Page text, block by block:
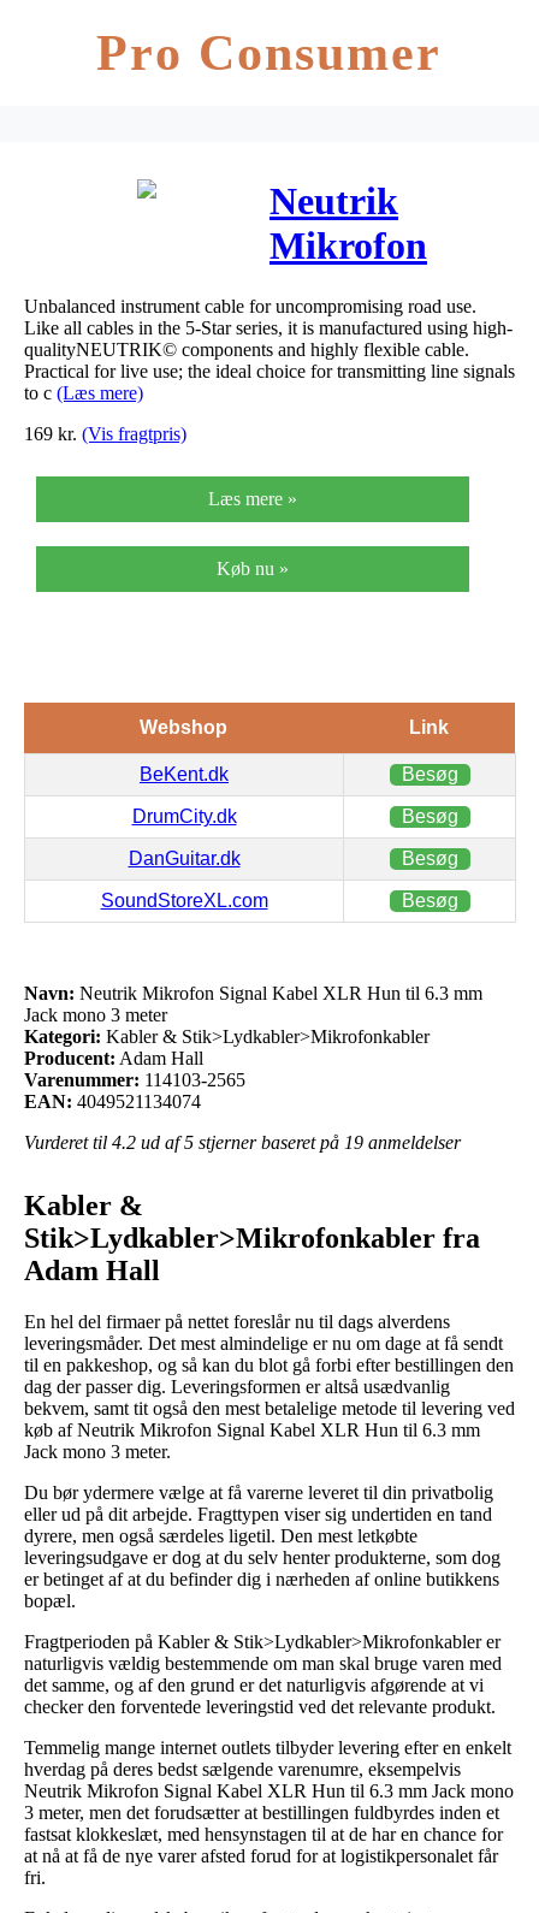
Pro Consumer
Neutrik
Mikrofon
Signal Kabel
XLR Hun til
6.3 mm Jack
Unbalanced instrument cable for uncompromising road use.
Like all cables in the 5-Star series, it is manufactured using high-
qualityNEUTRIK© components and highly flexible cable.
Practical for live use; the ideal choice for transmitting line signals
to c (Læs mere)
169 kr. (Vis fragtpris)
Læs mere »
Køb nu »
Webshop Link
BeKent.dk Besøg
DrumCity.dk Besøg
DanGuitar.dk Besøg
SoundStoreXL.com Besøg
Navn: Neutrik Mikrofon Signal Kabel XLR Hun til 6.3 mm
Jack mono 3 meter
Kategori: Kabler & Stik>Lydkabler>Mikrofonkabler
Producent: Adam Hall
Varenummer: 114103-2565
EAN: 4049521134074
Vurderet til 4.2 ud af 5 stjerner baseret på 19 anmeldelser
Kabler &
Stik>Lydkabler>Mikrofonkabler fra
Adam Hall
En hel del firmaer på nettet foreslår nu til dags alverdens
leveringsmåder. Det mest almindelige er nu om dage at få sendt
til en pakkeshop, og så kan du blot gå forbi efter bestillingen den
dag der passer dig. Leveringsformen er altså usædvanlig
bekvem, samt tit også den mest betalelige metode til levering ved
køb af Neutrik Mikrofon Signal Kabel XLR Hun til 6.3 mm
Jack mono 3 meter.
Du bør ydermere vælge at få varerne leveret til din privatbolig
eller ud på dit arbejde. Fragttypen viser sig undertiden en tand
dyrere, men også særdeles ligetil. Den mest letkøbte
leveringsudgave er dog at du selv henter produkterne, som dog
er betinget af at du befinder dig i nærheden af online butikkens
bopæl.
Fragtperioden på Kabler & Stik>Lydkabler>Mikrofonkabler er
naturligvis vældig bestemmende om man skal bruge varen med
det samme, og af den grund er det naturligvis afgørende at vi
checker den forventede leveringstid ved det relevante produkt.
Temmelig mange internet outlets tilbyder levering efter en enkelt
hverdag på deres bedst sælgende varenumre, eksempelvis
Neutrik Mikrofon Signal Kabel XLR Hun til 6.3 mm Jack mono
3 meter, men det forudsætter at bestillingen fuldbyrdes inden et
fastsat klokkeslæt, med hensynstagen til at de har en chance for
at nå at få de nye varer afsted forud for at logistikpersonalet får
fri.